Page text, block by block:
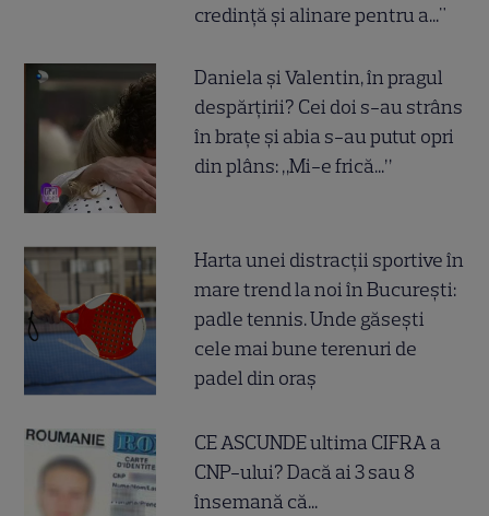
credință și alinare pentru a..."
Daniela și Valentin, în pragul
despărțirii? Cei doi s-au strâns
în brațe și abia s-au putut opri
din plâns: „Mi-e frică...”
Harta unei distracții sportive în
mare trend la noi în București:
padle tennis. Unde găsești
cele mai bune terenuri de
padel din oraș
CE ASCUNDE ultima CIFRA a
CNP-ului? Dacă ai 3 sau 8
însemană că...